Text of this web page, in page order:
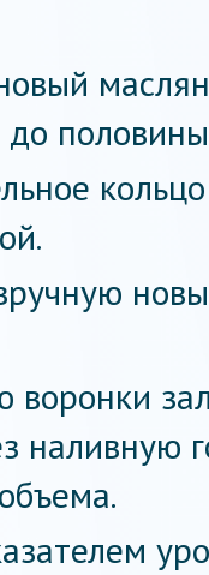
наливную